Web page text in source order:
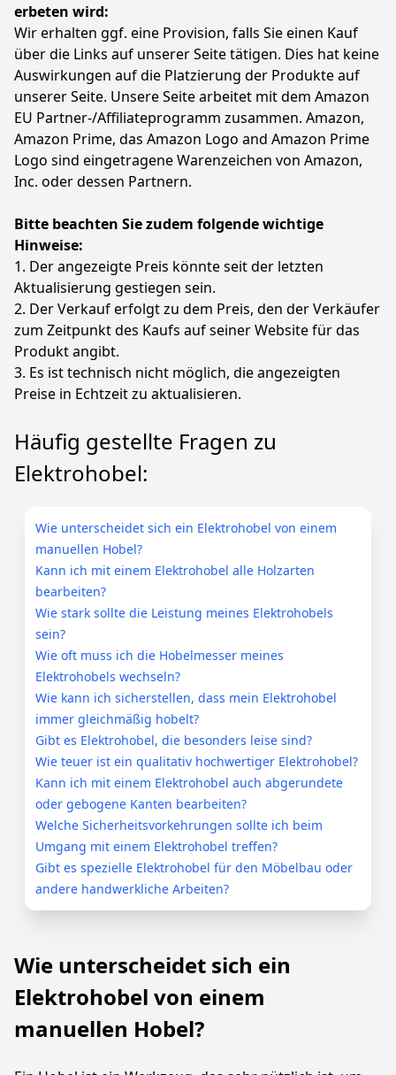
erbeten wird:
Wir erhalten ggf. eine Provision, falls Sie einen Kauf
über die Links auf unserer Seite tätigen. Dies hat keine
Auswirkungen auf die Platzierung der Produkte auf
unserer Seite. Unsere Seite arbeitet mit dem Amazon
EU Partner-/Affiliateprogramm zusammen. Amazon,
Amazon Prime, das Amazon Logo and Amazon Prime
Logo sind eingetragene Warenzeichen von Amazon,
Inc. oder dessen Partnern.
Bitte beachten Sie zudem folgende wichtige
Hinweise:
1. Der angezeigte Preis könnte seit der letzten
Aktualisierung gestiegen sein.
2. Der Verkauf erfolgt zu dem Preis, den der Verkäufer
zum Zeitpunkt des Kaufs auf seiner Website für das
Produkt angibt.
3. Es ist technisch nicht möglich, die angezeigten
Preise in Echtzeit zu aktualisieren.
Häufig gestellte Fragen zu
Elektrohobel:
Wie unterscheidet sich ein Elektrohobel von einem
manuellen Hobel?
Kann ich mit einem Elektrohobel alle Holzarten
bearbeiten?
Wie stark sollte die Leistung meines Elektrohobels
sein?
Wie oft muss ich die Hobelmesser meines
Elektrohobels wechseln?
Wie kann ich sicherstellen, dass mein Elektrohobel
immer gleichmäßig hobelt?
Gibt es Elektrohobel, die besonders leise sind?
Wie teuer ist ein qualitativ hochwertiger Elektrohobel?
Kann ich mit einem Elektrohobel auch abgerundete
oder gebogene Kanten bearbeiten?
Welche Sicherheitsvorkehrungen sollte ich beim
Umgang mit einem Elektrohobel treffen?
Gibt es spezielle Elektrohobel für den Möbelbau oder
andere handwerkliche Arbeiten?
Wie unterscheidet sich ein
Elektrohobel von einem
manuellen Hobel?